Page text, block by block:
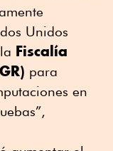
Unidos
Fiscalía
para
en